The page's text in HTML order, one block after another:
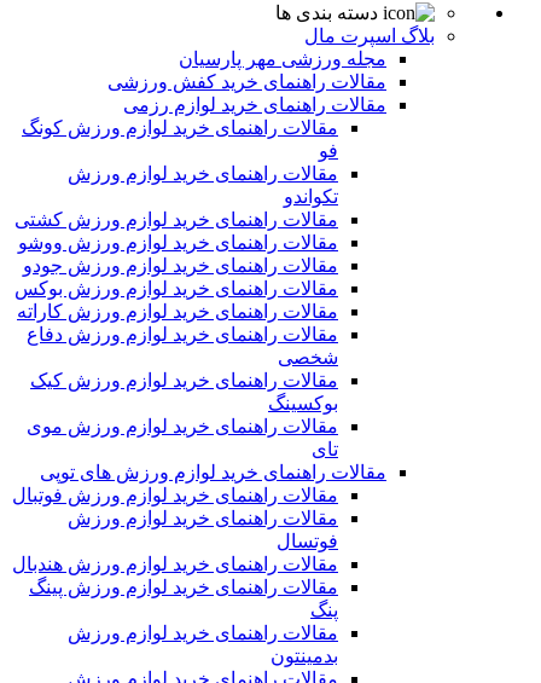
دسته بندی ها
بلاگ اسپرت مال
مجله ورزشی مهر پارسیان
مقالات راهنمای خرید کفش ورزشی
مقالات راهنمای خرید لوازم رزمی
مقالات راهنمای خرید لوازم ورزش کونگ
فو
مقالات راهنمای خرید لوازم ورزش
تکواندو
مقالات راهنمای خرید لوازم ورزش کشتی
مقالات راهنمای خرید لوازم ورزش ووشو
مقالات راهنمای خرید لوازم ورزش جودو
مقالات راهنمای خرید لوازم ورزش بوکس
مقالات راهنمای خرید لوازم ورزش کاراته
مقالات راهنمای خرید لوازم ورزش دفاع
شخصی
مقالات راهنمای خرید لوازم ورزش کیک
بوکسینگ
مقالات راهنمای خرید لوازم ورزش موی
تای
مقالات راهنمای خرید لوازم ورزش های توپی
مقالات راهنمای خرید لوازم ورزش فوتبال
مقالات راهنمای خرید لوازم ورزش
فوتسال
مقالات راهنمای خرید لوازم ورزش هندبال
مقالات راهنمای خرید لوازم ورزش پینگ
پنگ
مقالات راهنمای خرید لوازم ورزش
بدمینتون
مقالات راهنمای خرید لوازم ورزش